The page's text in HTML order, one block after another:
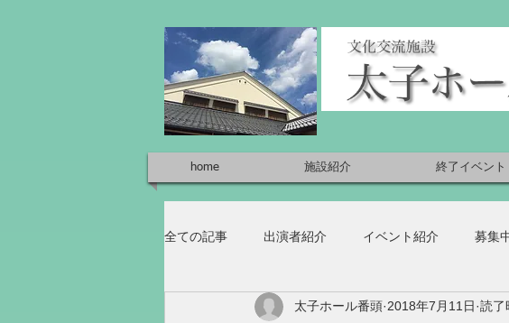
home 施設紹介 終了イベント
全ての記事 出演者紹介 イベント紹介 募集
太子ホール番頭 2018年7月11日 読了